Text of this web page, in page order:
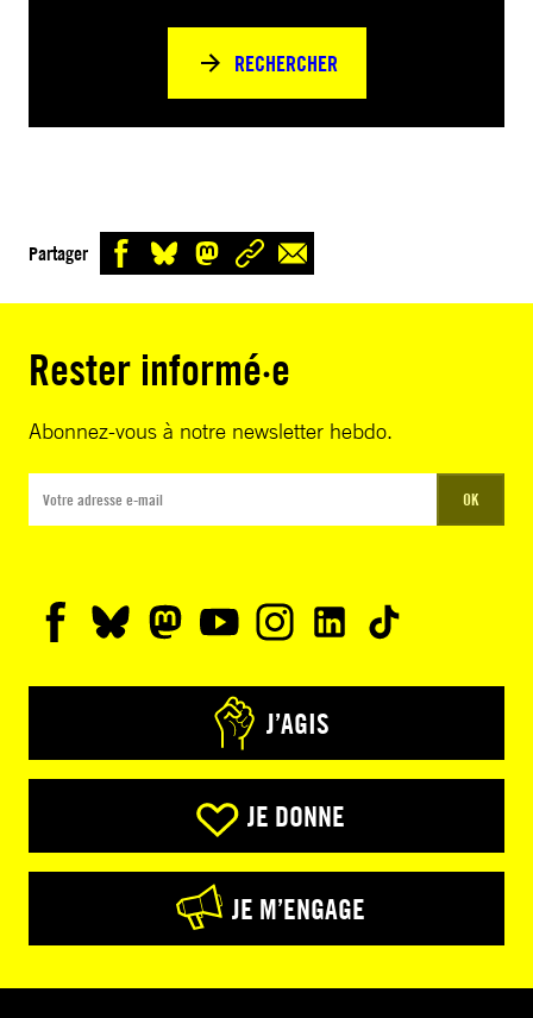
RECHERCHER
Partager
Rester informé·e
Abonnez-vous à notre newsletter hebdo.
OK
J’AGIS
JE DONNE
JE M’ENGAGE